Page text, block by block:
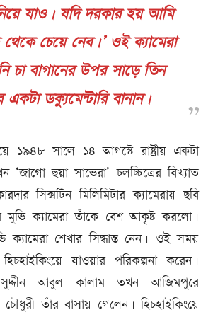
যাও। যদি দরকার হয় আমি
চেয়ে নেব।’ ওই ক্যামেরা
চা বাগানের উপর সাড়ে তিন
একটা ডক্যুমেন্টারি বানান।
১৯৪৮ সালে ১৪ আগস্টে রাষ্ট্রীয় একটা
‘জাগো হুয়া সাভেরা’ চলচ্চিত্রের বিখ্যাত
সিক্সটিন মিলিমিটার ক্যামেরায় ছবি
মুভি ক্যামেরা তাঁকে বেশ আকৃষ্ট করলো।
ক্যামেরা শেখার সিদ্ধান্ত নেন। ওই সময়
যাওয়ার পরিকল্পনা করেন।
আবুল কালাম তখন আজিমপুরে
তাঁর বাসায় গেলেন। হিচহাইকিংয়ে